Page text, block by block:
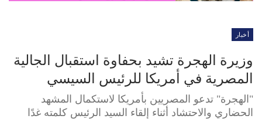
أخبار
وزيرة الهجرة تشيد بحفاوة استقبال الجالية
المصرية في أمريكا للرئيس السيسي
"الهجرة" تدعو المصريين بأمريكا لاستكمال المشهد
الحضاري والاحتشاد أثناء إلقاء السيد الرئيس كلمته غدًا